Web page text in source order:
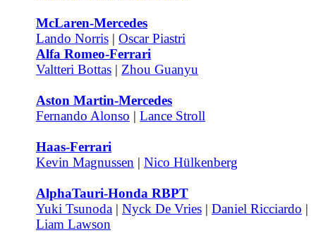
McLaren-Mercedes
Lando Norris | Oscar Piastri
Alfa Romeo-Ferrari
Valtteri Bottas | Zhou Guanyu
Aston Martin-Mercedes
Fernando Alonso | Lance Stroll
Haas-Ferrari
Kevin Magnussen | Nico Hülkenberg
AlphaTauri-Honda RBPT
Yuki Tsunoda | Nyck De Vries | Daniel Ricciardo |
Liam Lawson